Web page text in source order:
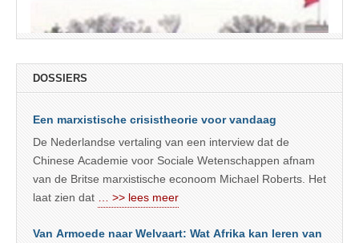
DOSSIERS
Een marxistische crisistheorie voor vandaag
De Nederlandse vertaling van een interview dat de
Chinese Academie voor Sociale Wetenschappen afnam
van de Britse marxistische econoom Michael Roberts. Het
laat zien dat … >> lees meer
Van Armoede naar Welvaart: Wat Afrika kan leren van